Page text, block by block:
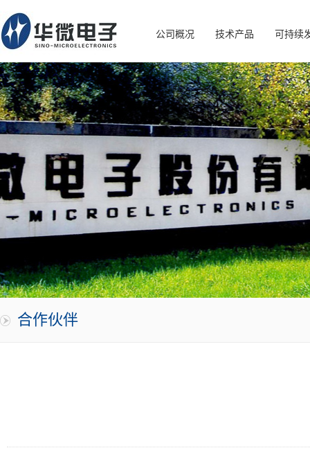
公司概况 技术产品 可持续
合作伙伴